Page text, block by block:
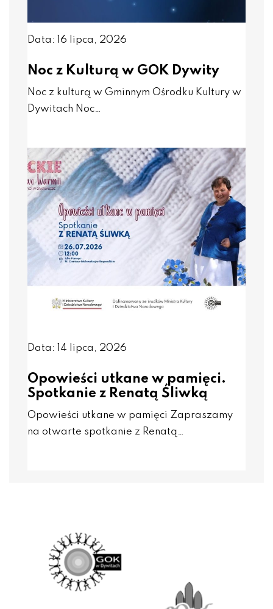
Data: 16 lipca, 2026
Noc z Kulturą w GOK Dywity
Noc z kulturą w Gminnym Ośrodku Kultury w
Dywitach Noc…
Data: 14 lipca, 2026
Opowieści utkane w pamięci.
Spotkanie z Renatą Śliwką
Opowieści utkane w pamięci Zapraszamy
na otwarte spotkanie z Renatą…